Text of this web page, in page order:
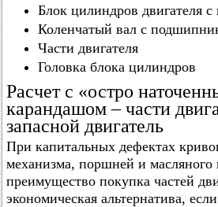
Блок цилиндров двигателя
Коленчатый вал с
Части двигателя
Головка блока цилиндров
Расчет с «остро
карандашом – части
запасной двигатель
При капитальных дефектах
механизма, поршней и масляного
преимущество покупка частей
экономическая альтернатива,